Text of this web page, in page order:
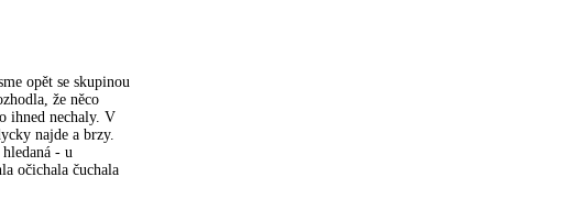
opět se skupinou
že něco
ihned nechaly. V
najde a brzy.
- u
očichala čuchala